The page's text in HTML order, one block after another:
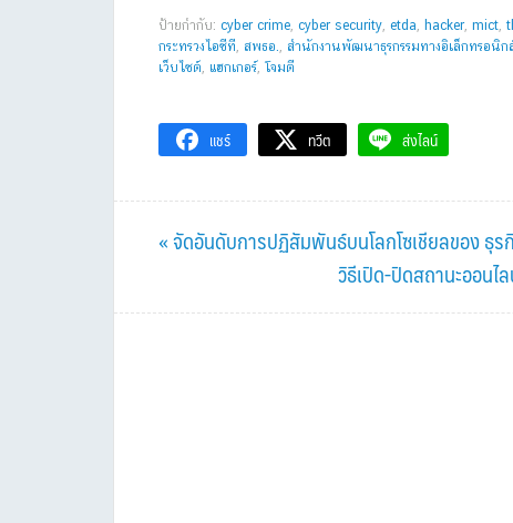
ป้ายกำกับ: cyber crime, cyber security, etda, hacker, mict,
กระทรวงไอซีที, สพธอ., สำนักงานพัฒนาธุรกรรมทางอิเล็กทรอนิก
เว็บไซต์, แฮกเกอร์, โจมตี
แชร์ ทวีต ส่งไลน์
Previous
« จัดอันดับการปฏิสัมพันธ์บนโลกโซเชียลของ ธุร
Next
Post:
วิธีเปิด-ปิดสถานะออนไ